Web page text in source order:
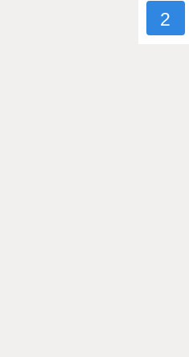
2